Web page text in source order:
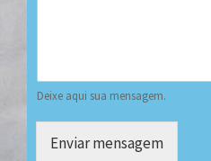
Deixe aqui sua mensagem.
Enviar mensagem